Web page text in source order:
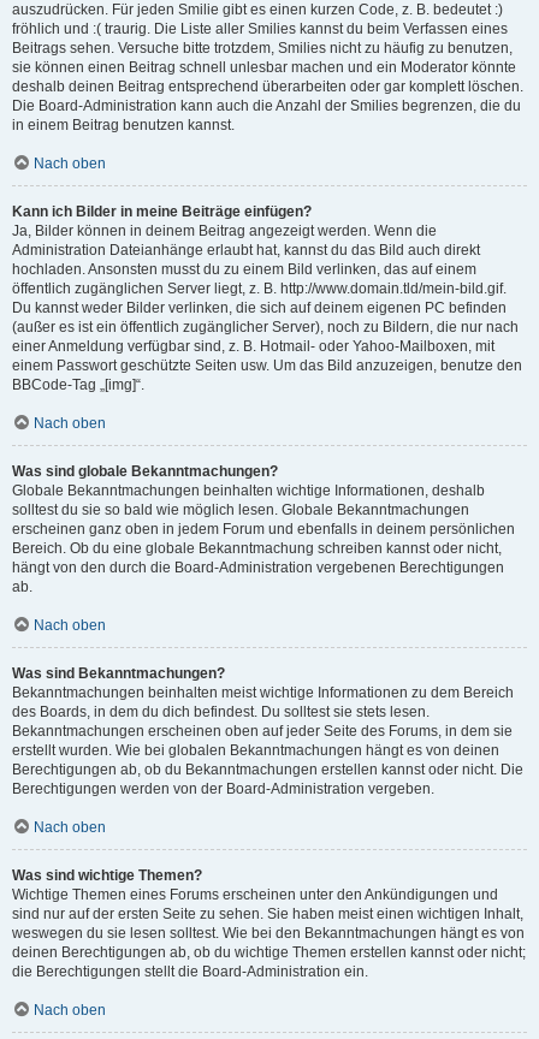
auszudrücken. Für jeden Smilie gibt es einen kurzen Code, z. B. bedeutet :)
fröhlich und :( traurig. Die Liste aller Smilies kannst du beim Verfassen eines
Beitrags sehen. Versuche bitte trotzdem, Smilies nicht zu häufig zu benutzen,
sie können einen Beitrag schnell unlesbar machen und ein Moderator könnte
deshalb deinen Beitrag entsprechend überarbeiten oder gar komplett löschen.
Die Board-Administration kann auch die Anzahl der Smilies begrenzen, die du
in einem Beitrag benutzen kannst.
Nach oben
Kann ich Bilder in meine Beiträge einfügen?
Ja, Bilder können in deinem Beitrag angezeigt werden. Wenn die
Administration Dateianhänge erlaubt hat, kannst du das Bild auch direkt
hochladen. Ansonsten musst du zu einem Bild verlinken, das auf einem
öffentlich zugänglichen Server liegt, z. B. http://www.domain.tld/mein-bild.gif.
Du kannst weder Bilder verlinken, die sich auf deinem eigenen PC befinden
(außer es ist ein öffentlich zugänglicher Server), noch zu Bildern, die nur nach
einer Anmeldung verfügbar sind, z. B. Hotmail- oder Yahoo-Mailboxen, mit
einem Passwort geschützte Seiten usw. Um das Bild anzuzeigen, benutze den
BBCode-Tag „[img]“.
Nach oben
Was sind globale Bekanntmachungen?
Globale Bekanntmachungen beinhalten wichtige Informationen, deshalb
solltest du sie so bald wie möglich lesen. Globale Bekanntmachungen
erscheinen ganz oben in jedem Forum und ebenfalls in deinem persönlichen
Bereich. Ob du eine globale Bekanntmachung schreiben kannst oder nicht,
hängt von den durch die Board-Administration vergebenen Berechtigungen
ab.
Nach oben
Was sind Bekanntmachungen?
Bekanntmachungen beinhalten meist wichtige Informationen zu dem Bereich
des Boards, in dem du dich befindest. Du solltest sie stets lesen.
Bekanntmachungen erscheinen oben auf jeder Seite des Forums, in dem sie
erstellt wurden. Wie bei globalen Bekanntmachungen hängt es von deinen
Berechtigungen ab, ob du Bekanntmachungen erstellen kannst oder nicht. Die
Berechtigungen werden von der Board-Administration vergeben.
Nach oben
Was sind wichtige Themen?
Wichtige Themen eines Forums erscheinen unter den Ankündigungen und
sind nur auf der ersten Seite zu sehen. Sie haben meist einen wichtigen Inhalt,
weswegen du sie lesen solltest. Wie bei den Bekanntmachungen hängt es von
deinen Berechtigungen ab, ob du wichtige Themen erstellen kannst oder nicht;
die Berechtigungen stellt die Board-Administration ein.
Nach oben